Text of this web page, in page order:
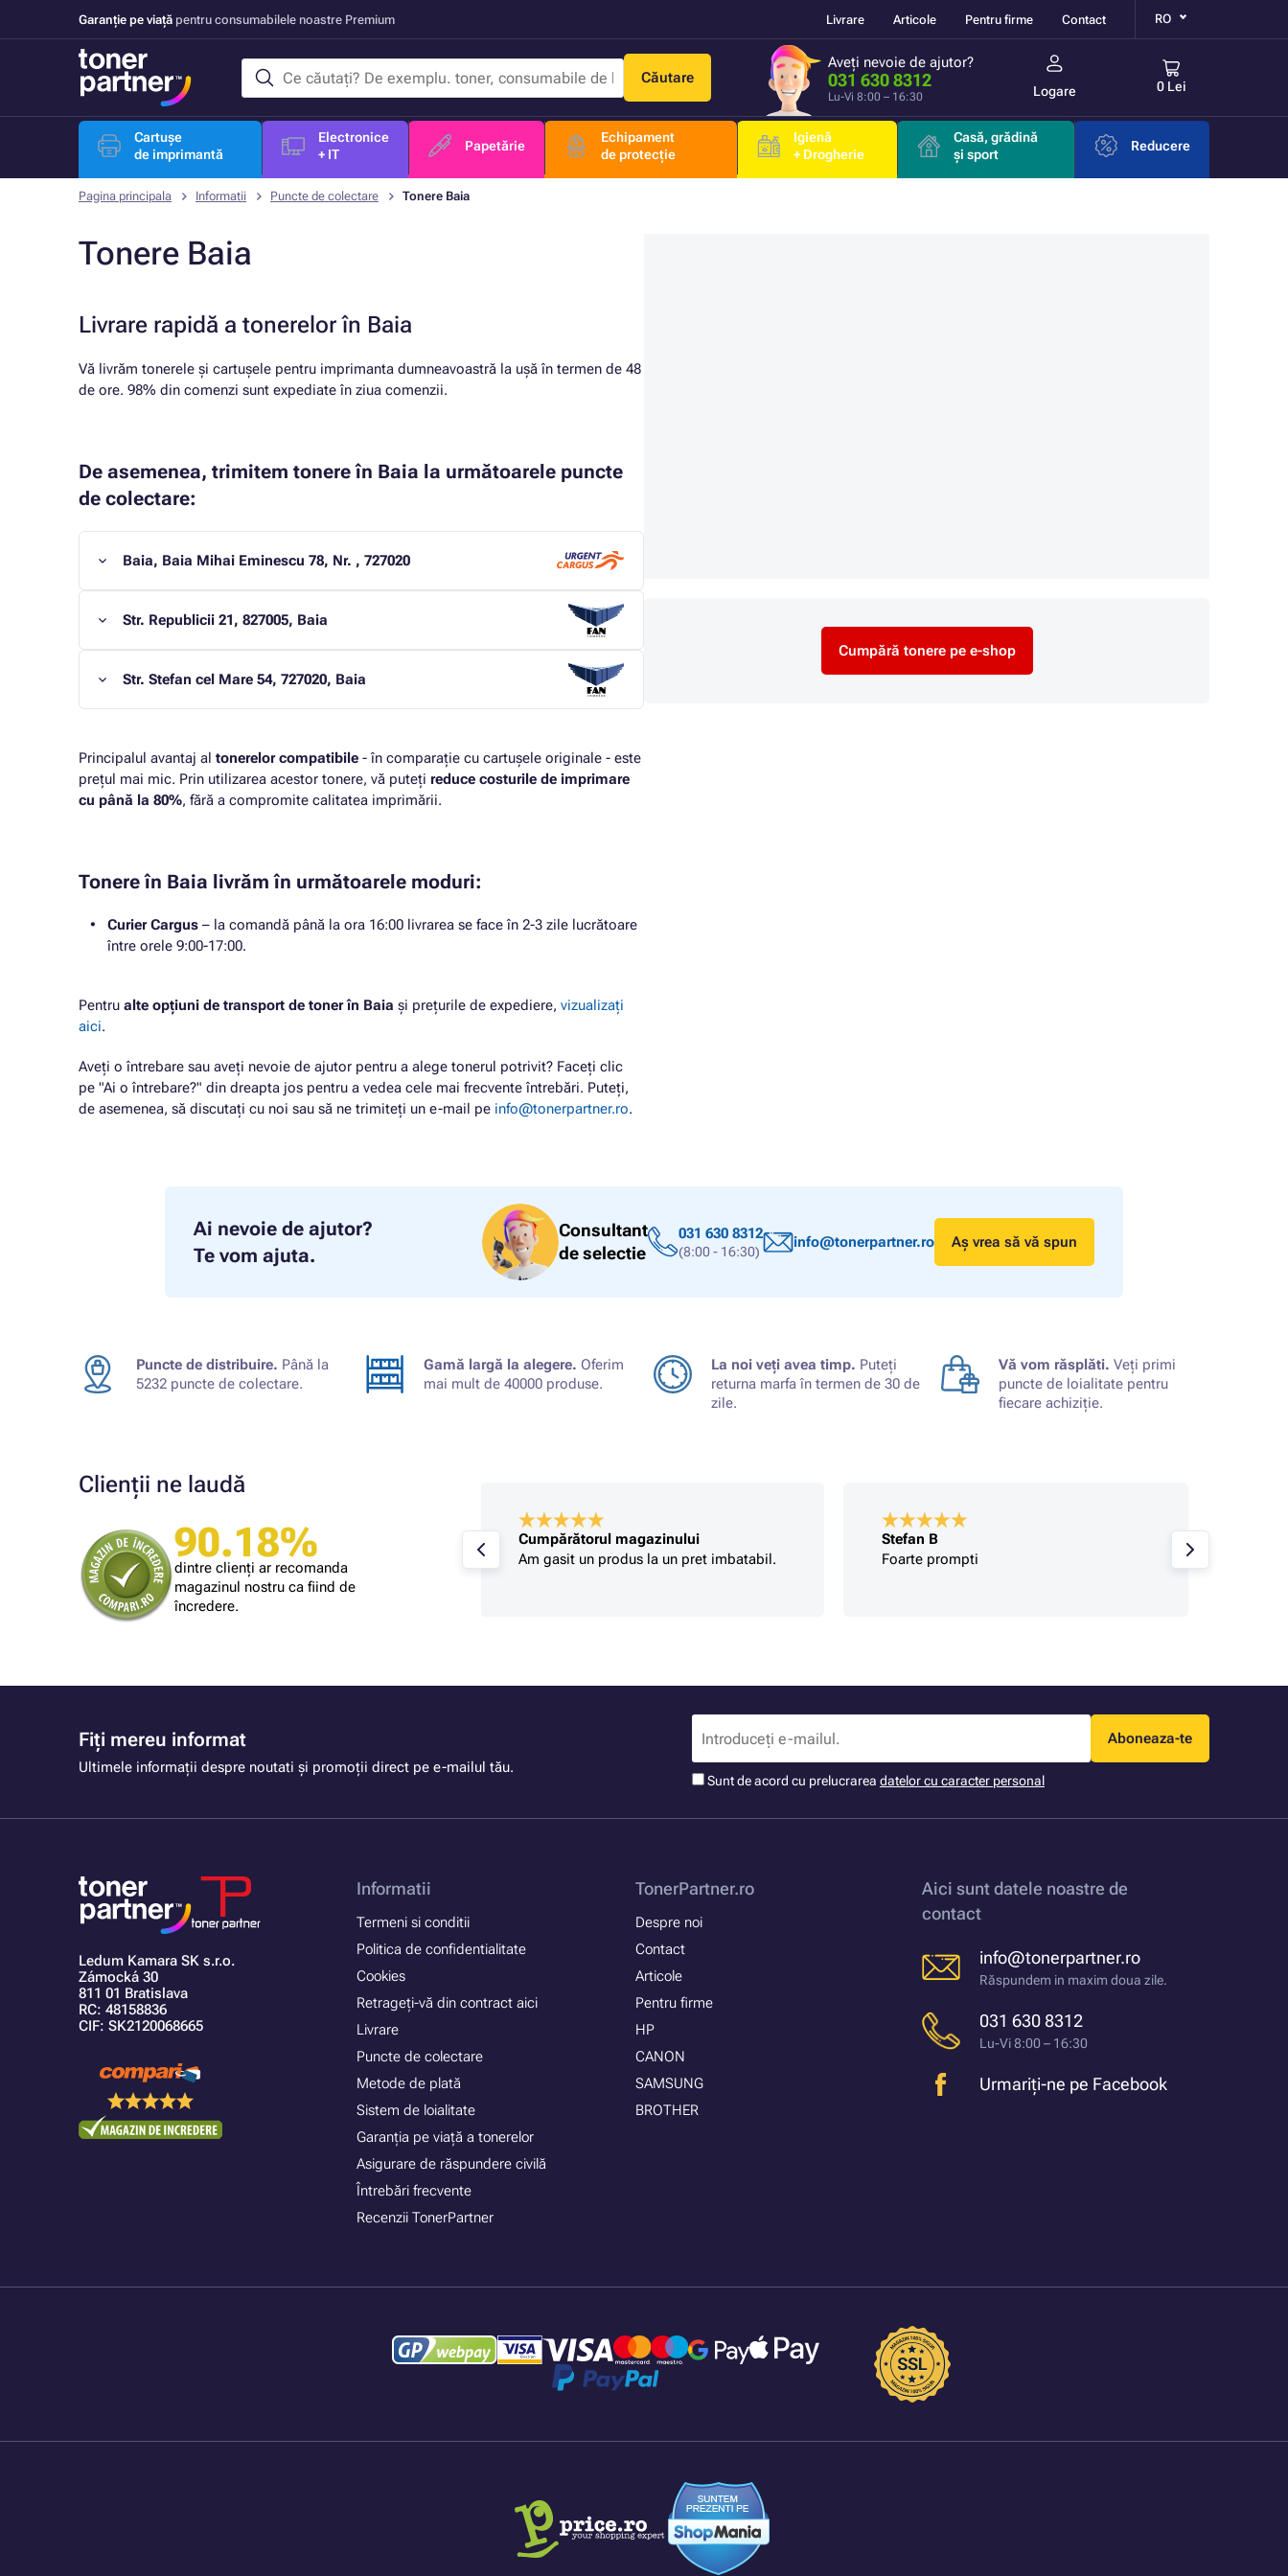
Garanție pe viață pentru consumabilele noastre Premium Livrare Articole Pentru firme Contact RO
Căutare
Aveți nevoie de ajutor?
031 630 8312
Lu-Vi 8:00 – 16:30 Logare 0 Lei
Cartușe
de imprimantă
Electronice
+ IT
Papetărie
Echipament
de protecție
Igienă
+ Drogherie
Casă, grădină
și sport
Reducere
Pagina principala Informatii Puncte de colectare Tonere Baia
Tonere Baia
Livrare rapidă a tonerelor în Baia
Vă livrăm tonerele și cartușele pentru imprimanta dumneavoastră la ușă în termen de 48
de ore. 98% din comenzi sunt expediate în ziua comenzii.
De asemenea, trimitem tonere în Baia la următoarele puncte
de colectare:
Baia, Baia Mihai Eminescu 78, Nr. , 727020
Str. Republicii 21, 827005, Baia
Str. Stefan cel Mare 54, 727020, Baia
Principalul avantaj al tonerelor compatibile - în comparație cu cartușele originale - este
prețul mai mic. Prin utilizarea acestor tonere, vă puteți reduce costurile de imprimare
cu până la 80%, fără a compromite calitatea imprimării.
Tonere în Baia livrăm în următoarele moduri:
Curier Cargus – la comandă până la ora 16:00 livrarea se face în 2-3 zile lucrătoare
între orele 9:00-17:00.
Pentru alte opțiuni de transport de toner în Baia și prețurile de expediere, vizualizați
aici.
Aveți o întrebare sau aveți nevoie de ajutor pentru a alege tonerul potrivit? Faceți clic
pe "Ai o întrebare?" din dreapta jos pentru a vedea cele mai frecvente întrebări. Puteți,
de asemenea, să discutați cu noi sau să ne trimiteți un e-mail pe info@tonerpartner.ro.
Cumpără tonere pe e-shop
Ai nevoie de ajutor?
Te vom ajuta.
Consultant
de selectie
031 630 8312
(8:00 - 16:30)
info@tonerpartner.ro Aș vrea să vă spun
Puncte de distribuire. Până la
5232 puncte de colectare.
Gamă largă la alegere. Oferim
mai mult de 40000 produse.
La noi veți avea timp. Puteți
returna marfa în termen de 30 de
zile.
Vă vom răsplăti. Veți primi
puncte de loialitate pentru
fiecare achiziție.
Clienții ne laudă
90.18%
dintre clienți ar recomanda
magazinul nostru ca fiind de
încredere.
Cumpărătorul magazinului
Simplu și rapid.
Cumpărătorul magazinului
Am gasit un produs la un pret imbatabil.
Stefan B
Foarte prompti
Fiți mereu informat
Ultimele informații despre noutati și promoții direct pe e-mailul tău.
Aboneaza-te
Sunt de acord cu prelucrarea datelor cu caracter personal
Ledum Kamara SK s.r.o.
Zámocká 30
811 01 Bratislava
RC: 48158836
CIF: SK2120068665
Informatii
Termeni si conditii
Politica de confidentialitate
Cookies
Retrageți-vă din contract aici
Livrare
Puncte de colectare
Metode de plată
Sistem de loialitate
Garanția pe viață a tonerelor
Asigurare de răspundere civilă
Întrebări frecvente
Recenzii TonerPartner
TonerPartner.ro
Despre noi
Contact
Articole
Pentru firme
HP
CANON
SAMSUNG
BROTHER
Aici sunt datele noastre de
contact
info@tonerpartner.ro
Răspundem in maxim doua zile.
031 630 8312
Lu-Vi 8:00 – 16:30
Urmariți-ne pe Facebook